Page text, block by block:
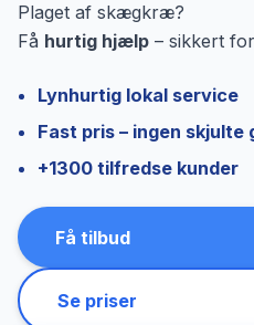
Plaget af skægkræ?
Få hurtig hjælp – sikkert
Lynhurtig lokal service
Fast pris – ingen skjulte
+1300 tilfredse kunder
Få tilbud
Se priser